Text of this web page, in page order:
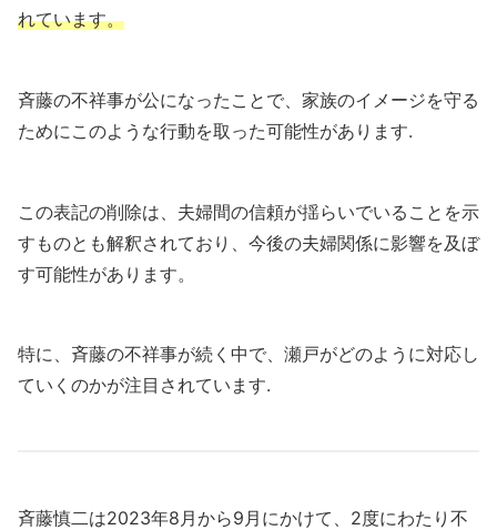
れています。
斉藤の不祥事が公になったことで、家族のイメージを守る
ためにこのような行動を取った可能性があります.
この表記の削除は、夫婦間の信頼が揺らいでいることを示
すものとも解釈されており、今後の夫婦関係に影響を及ぼ
す可能性があります。
特に、斉藤の不祥事が続く中で、瀬戸がどのように対応し
ていくのかが注目されています.
斉藤慎二は2023年8月から9月にかけて、2度にわたり不